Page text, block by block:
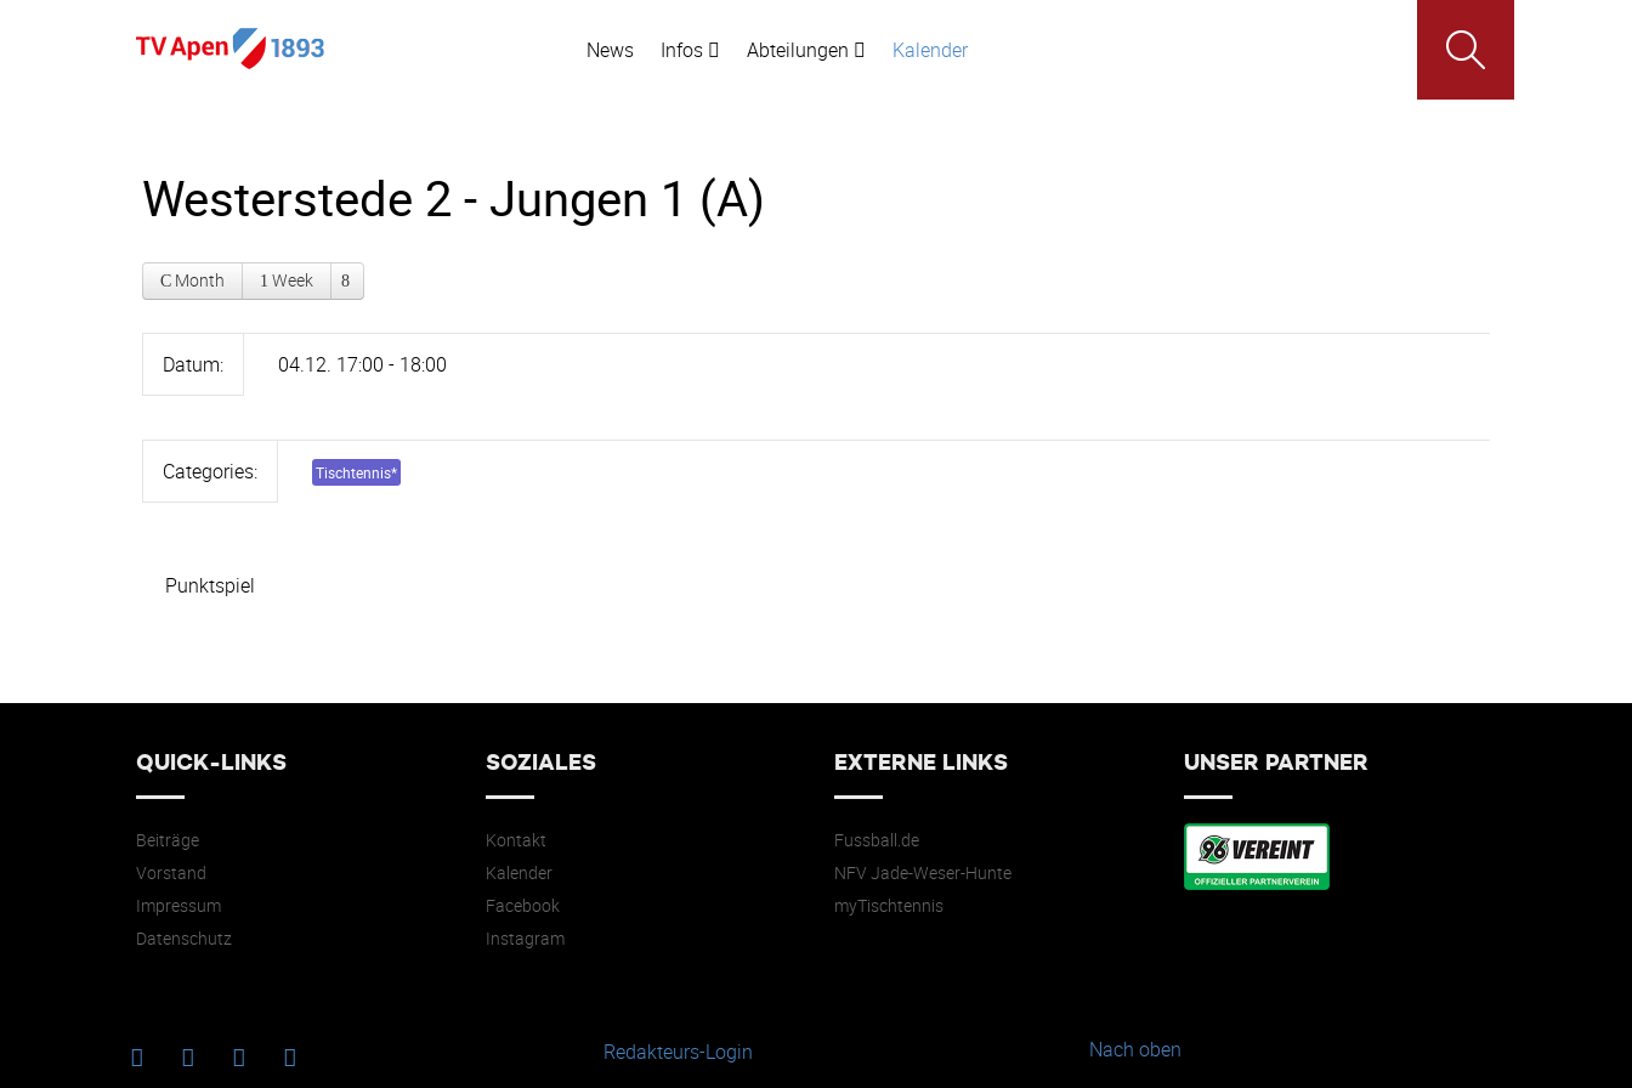
News Infos Abteilungen Kalender
Westerstede 2 - Jungen 1 (A)
Month Week
Datum: 04.12. 17:00 - 18:00
Categories: Tischtennis*
Punktspiel
QUICK-LINKS
Beiträge
Vorstand
Impressum
Datenschutz
SOZIALES
Kontakt
Kalender
Facebook
Instagram
EXTERNE LINKS
Fussball.de
NFV Jade-Weser-Hunte
myTischtennis
UNSER PARTNER
Redakteurs-Login Nach oben